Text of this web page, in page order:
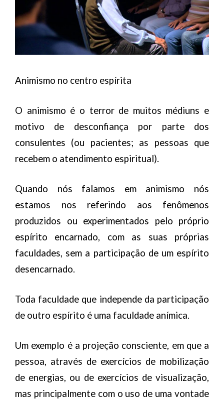
m
i
s
m
n
s
c
t
o
s
e
t
a
Animismo no centro espírita
O animismo é o terror de muitos médiuns e
motivo de desconfiança por parte dos
consulentes (ou pacientes; as pessoas que
recebem o atendimento espiritual).
Quando nós falamos em animismo nós
estamos nos referindo aos fenômenos
produzidos ou experimentados pelo próprio
espírito encarnado, com as suas próprias
faculdades, sem a participação de um espírito
desencarnado.
Toda faculdade que independe da participação
de outro espírito é uma faculdade anímica.
Um exemplo é a projeção consciente, em que a
pessoa, através de exercícios de mobilização
de energias, ou de exercícios de visualização,
mas principalmente com o uso de uma vontade